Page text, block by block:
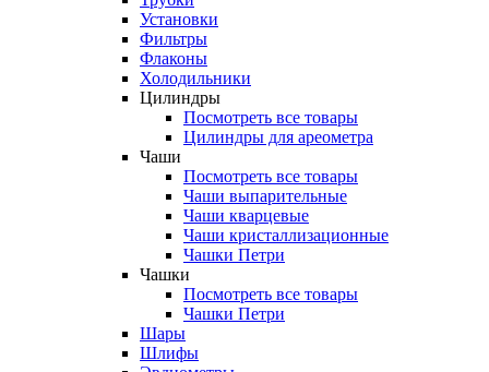
Установки
Фильтры
Флаконы
Холодильники
Цилиндры
Посмотреть все товары
Цилиндры для ареометра
Чаши
Посмотреть все товары
Чаши выпарительные
Чаши кварцевые
Чаши кристаллизационные
Чашки Петри
Чашки
Посмотреть все товары
Чашки Петри
Шары
Шлифы